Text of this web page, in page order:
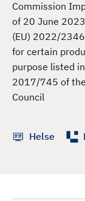
Commission
of 20 June
(EU) 2022/
for certain
purpose listed
2017/745 of
Council
Helse